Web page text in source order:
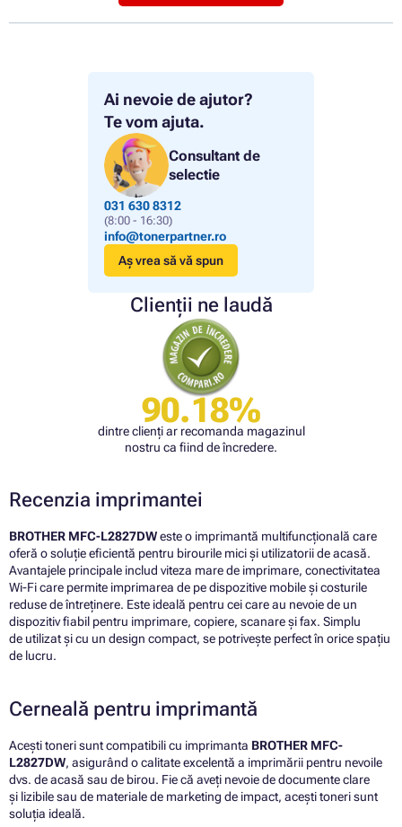
Ai nevoie de ajutor?
Te vom ajuta.
Consultant de
selectie
031 630 8312
(8:00 - 16:30)
info@tonerpartner.ro
Aș vrea să vă spun
Clienții ne laudă
90.18%
dintre clienți ar recomanda magazinul
nostru ca fiind de încredere.
Recenzia imprimantei
BROTHER MFC-L2827DWeste o imprimantă multifuncțională care
oferă o soluție eficientă pentru birourile mici și utilizatorii de acasă.
Avantajele principale includ viteza mare de imprimare, conectivitatea
Wi-Fi care permite imprimarea de pe dispozitive mobile și costurile
reduse de întreținere. Este ideală pentru cei care au nevoie de un
dispozitiv fiabil pentru imprimare, copiere, scanare și fax. Simplu
de utilizat și cu un design compact, se potrivește perfect în orice spațiu
de lucru.
Cerneală pentru imprimantă
Acești toneri sunt compatibili cu imprimanta BROTHER MFC-
L2827DW, asigurând o calitate excelentă a imprimării pentru nevoile
dvs. de acasă sau de birou. Fie că aveți nevoie de documente clare
și lizibile sau de materiale de marketing de impact, acești toneri sunt
soluția ideală.